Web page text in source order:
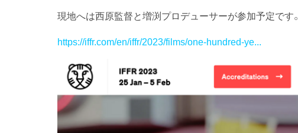
現地へは西原監督と増渕プロデューサーが参加予定です。
https://iffr.com/en/iffr/2023/films/one-hundred-ye...